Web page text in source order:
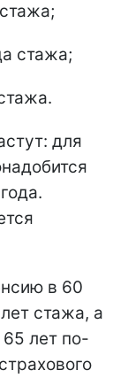
стажа;
для
в 60
стажа, а
лет по-